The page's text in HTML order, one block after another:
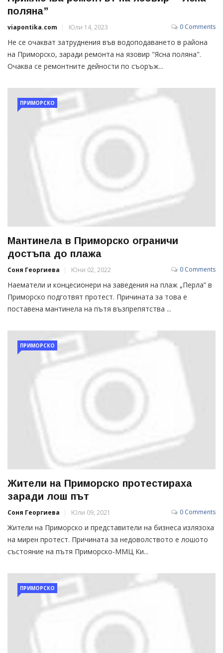
поляна”
viapontika.com Юли 14, 2023 0 Comments
Не се очакват затруднения във водоподаването в района
на Приморско, заради ремонта на язовир "Ясна поляна".
Очаква се ремонтните дейности по съоръж...
ПРИМОРСКО
Мантинела в Приморско ограничи
достъпа до плажа
Соня Георгиева Юни 02, 2022 0 Comments
Наематели и концесионери на заведения на плаж „Перла” в
Приморско подготвят протест. Причината за това е
поставена мантинела на пътя възпрепятства ...
ПРИМОРСКО
Жители на Приморско протестираха
заради лош път
Соня Георгиева Юли 09, 2021 0 Comments
Жители на Приморско и представители на бизнеса излязоха
на мирен протест. Причината за недоволството е лошото
състояние на пътя Приморско-ММЦ Ки...
ПРИМОРСКО